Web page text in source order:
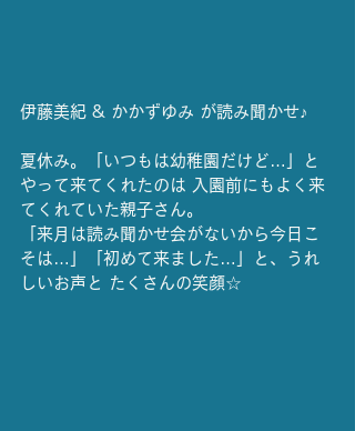
伊藤美紀 & かかずゆみ が読み聞かせ♪
夏休み。「いつもは幼稚園だけど…」と
やって来てくれたのは 入園前にもよく来
てくれていた親子さん。
「来月は読み聞かせ会がないから今日こ
そは…」「初めて来ました…」と、うれ
しいお声と たくさんの笑顔☆